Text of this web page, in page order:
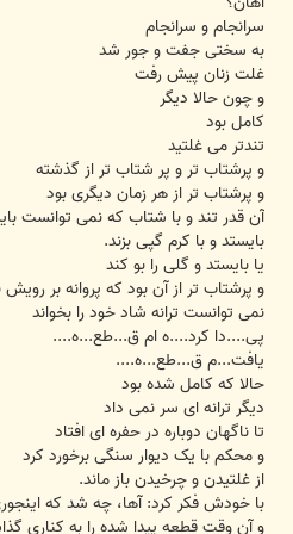
سرانجام و سرانجام
به سختی جفت و جور شد
غلت زنان پیش رفت
و چون حالا دیگر
کامل بود
تندتر می غلتید
و پرشتاب تر و پر شتاب تر از گذشته
و پرشتاب تر از هر زمان دیگری بود
آن قدر تند و با شتاب که نمی توانست
بایستد و با کرم گپی بزند.
یا بایستد و گلی را بو کند
و پرشتاب تر از آن بود که پروانه بر رویش
نمی توانست ترانه شاد خود را بخواند
پی....دا کرد....ه ام ق...طع...ه....
یافت...م ق...طع...ه....
حالا که کامل شده بود
دیگر ترانه ای سر نمی داد
تا ناگهان دوباره در حفره ای افتاد
و محکم با یک دیوار سنگی برخورد کرد
از غلتیدن و چرخیدن باز ماند.
با خودش فکر کرد: آها، چه شد که
و آن وقت قطعه پیدا شده را به کناری